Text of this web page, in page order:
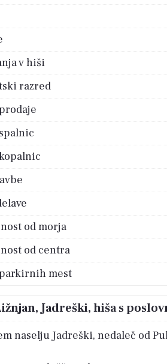
v hiši
razred
od morja
od centra
mest
Jadreški, hiša s
naselju Jadreški, nedaleč od